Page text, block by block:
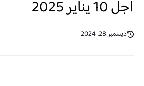
أجل 10 يناير 2025
ديسمبر 28, 2024